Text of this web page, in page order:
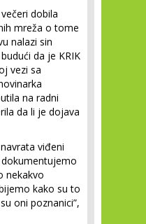
dobila
mreža o tome
nalazi sin
da je KRIK
vezi sa
na radni
da li je dojava
viđeni
nekakvo
kako su to
oni poznanici”,